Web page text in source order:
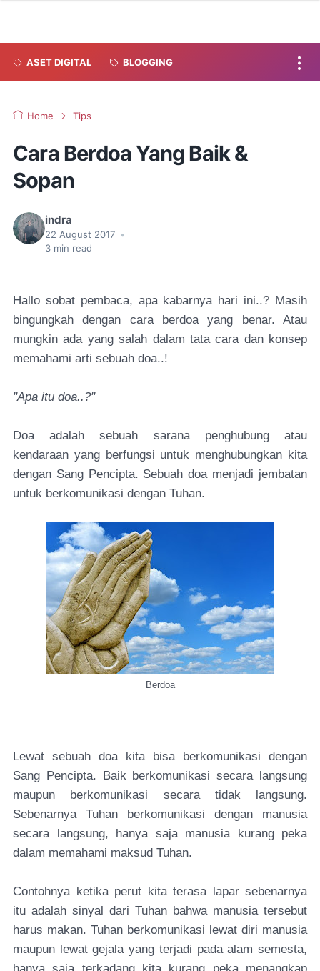
ASET DIGITAL BLOGGING
Home Tips
Cara Berdoa Yang Baik &
Sopan
indra
22 August 2017 •
3 min read
Hallo sobat pembaca, apa kabarnya hari ini..? Masih
bingungkah dengan cara berdoa yang benar. Atau
mungkin ada yang salah dalam tata cara dan konsep
memahami arti sebuah doa..!
"Apa itu doa..?"
Doa adalah sebuah sarana penghubung atau
kendaraan yang berfungsi untuk menghubungkan kita
dengan Sang Pencipta. Sebuah doa menjadi jembatan
untuk berkomunikasi dengan Tuhan.
Berdoa
Lewat sebuah doa kita bisa berkomunikasi dengan
Sang Pencipta. Baik berkomunikasi secara langsung
maupun berkomunikasi secara tidak langsung.
Sebenarnya Tuhan berkomunikasi dengan manusia
secara langsung, hanya saja manusia kurang peka
dalam memahami maksud Tuhan.
Contohnya ketika perut kita terasa lapar sebenarnya
itu adalah sinyal dari Tuhan bahwa manusia tersebut
harus makan. Tuhan berkomunikasi lewat diri manusia
maupun lewat gejala yang terjadi pada alam semesta,